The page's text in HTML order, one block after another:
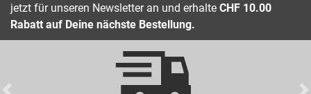
jetzt für unseren Newsletter an und erhalte CHF 10.00
Rabatt auf Deine nächste Bestellung.